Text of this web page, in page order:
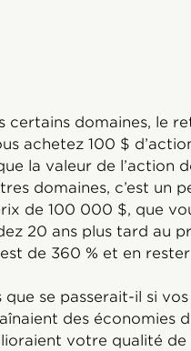
certains domaines, le
achetez 100 $
la valeur de l’action
domaines, c’est un
de 100 000 $, que
20 ans plus tard au
de 360 % et en
que se passerait-il si
des économies
votre qualité de